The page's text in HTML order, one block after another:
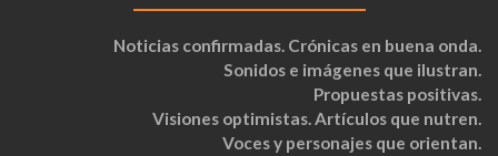
Noticias confirmadas. Crónicas en buena onda.
Sonidos e imágenes que ilustran.
Propuestas positivas.
Visiones optimistas. Artículos que nutren.
Voces y personajes que orientan.